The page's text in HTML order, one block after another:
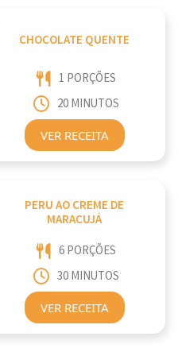
CHOCOLATE QUENTE
1 PORÇÕES
20 MINUTOS
VER RECEITA
PERU AO CREME DE
MARACUJÁ
6 PORÇÕES
30 MINUTOS
VER RECEITA